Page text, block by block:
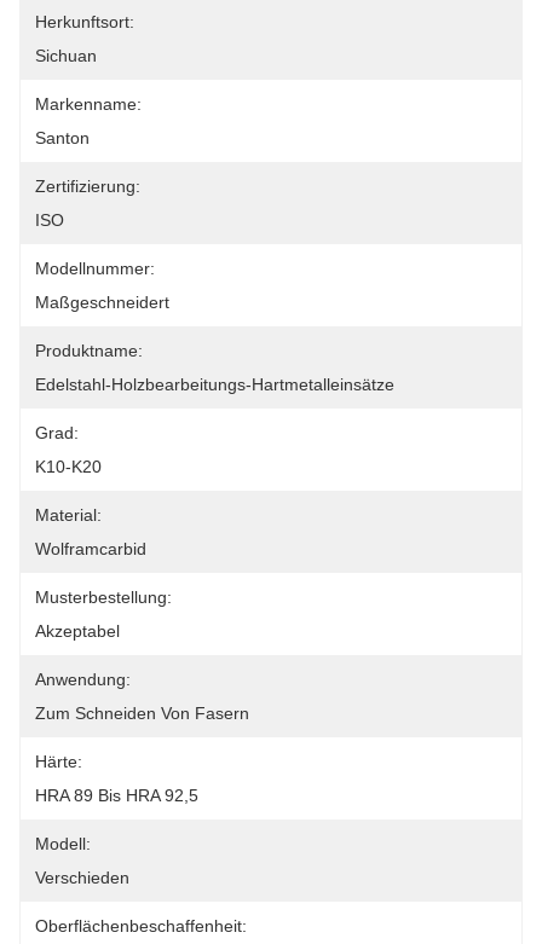
Herkunftsort:
Sichuan
Markenname:
Santon
Zertifizierung:
ISO
Modellnummer:
Maßgeschneidert
Produktname:
Edelstahl-Holzbearbeitungs-Hartmetalleinsätze
Grad:
K10-K20
Material:
Wolframcarbid
Musterbestellung:
Akzeptabel
Anwendung:
Zum Schneiden Von Fasern
Härte:
HRA 89 Bis HRA 92,5
Modell:
Verschieden
Oberflächenbeschaffenheit: